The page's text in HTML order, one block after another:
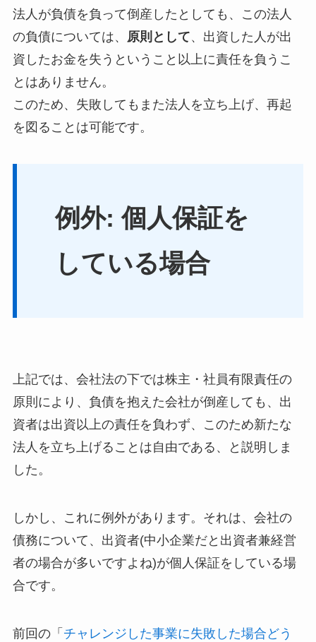
法人が負債を負って倒産したとしても、この法人
の負債については、 原則として、出資した人が出
資したお金を失うということ以上に責任を負うこ
とはありません。
このため、失敗してもまた法人を立ち上げ、再起
を図ることは可能です。
例外: 個人保証を
している場合
上記では、会社法の下では株主・社員有限責任の
原則により、負債を抱えた会社が倒産しても、出
資者は出資以上の責任を負わず、このため新たな
法人を立ち上げることは自由である、と説明しま
した。
しかし、これに例外があります。それは、会社の
債務について、出資者(中小企業だと出資者兼経営
者の場合が多いですよね)が個人保証をしている場
合です。
前回の「 チャレンジした事業に失敗した場合どう